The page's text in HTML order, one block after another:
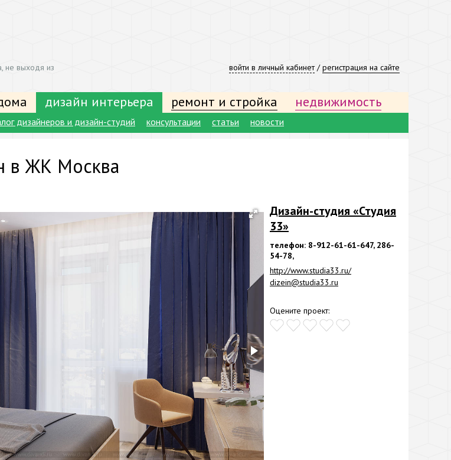
войти в личный кабинет/регистрация на сайте
не выходя из
дизайн интерьера ремонт и стройка недвижимость
дизайнеров и дизайн-студий консультации статьи новости
в ЖК Москва
Дизайн-студия «Студия
33»
телефон: 8-912-61-61-647, 286-
54-78,
http://www.studia33.ru/
dizein@studia33.ru
Оцените проект: